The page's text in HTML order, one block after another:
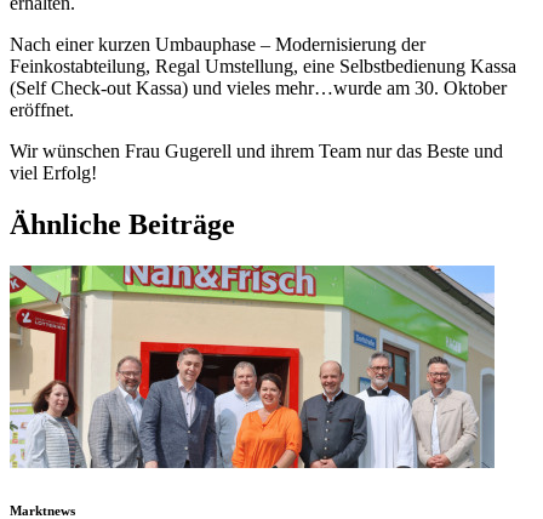
Nach einer kurzen Umbauphase – Modernisierung der
Feinkostabteilung, Regal Umstellung, eine Selbstbedienung Kassa
(Self Check-out Kassa) und vieles mehr…wurde am 30. Oktober
eröffnet.
Wir wünschen Frau Gugerell und ihrem Team nur das Beste und
viel Erfolg!
Ähnliche Beiträge
Marktnews